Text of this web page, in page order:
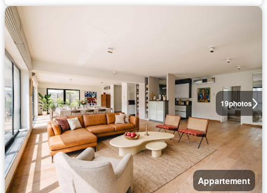
19photos
Appartement